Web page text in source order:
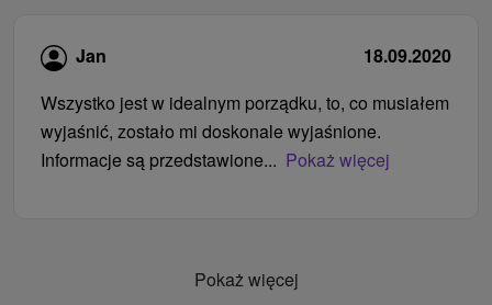
Jan
18.09.2020
Wszystko jest w idealnym porządku, to, co musiałem
wyjaśnić, zostało mi doskonale wyjaśnione.
Informacje są przedstawione... Pokaż więcej
Pokaż więcej